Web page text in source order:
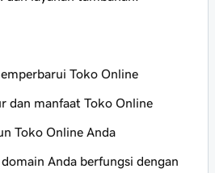
Toko Online
dan manfaat Toko Online
Toko Online Anda
Anda berfungsi dengan